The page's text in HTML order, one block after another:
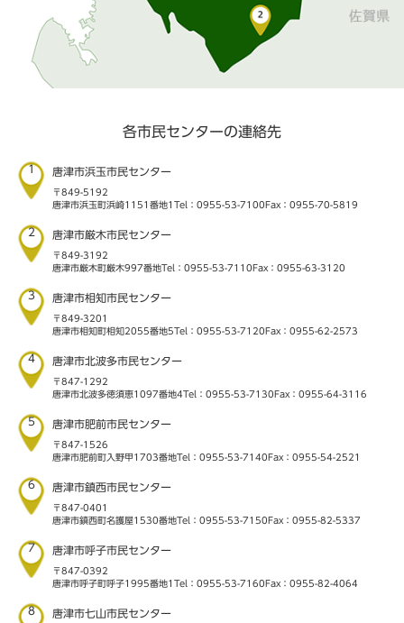
各市民センターの連絡先
1 唐津市浜玉市民センター
〒849-5192
唐津市浜玉町浜崎1151番地1 Tel：0955-53-7100 Fax：0955-70-5819
2 唐津市厳木市民センター
〒849-3192
唐津市厳木町厳木997番地Tel：0955-53-7110 Fax：0955-63-3120
3 唐津市相知市民センター
〒849-3201
唐津市相知町相知2055番地5Tel：0955-53-7120 Fax：0955-62-2573
4 唐津市北波多市民センター
〒847-1292
唐津市北波多徳須恵1097番地4Tel：0955-53-7130 Fax：0955-64-3116
5 唐津市肥前市民センター
〒847-1526
唐津市肥前町入野甲1703番地Tel：0955-53-7140 Fax：0955-54-2521
6 唐津市鎮西市民センター
〒847-0401
唐津市鎮西町名護屋1530番地Tel：0955-53-7150 Fax：0955-82-5337
7 唐津市呼子市民センター
〒847-0392
唐津市呼子町呼子1995番地1 Tel：0955-53-7160 Fax：0955-82-4064
8 唐津市七山市民センター